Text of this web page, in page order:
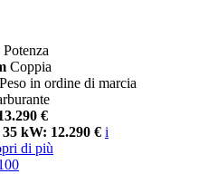
Potenza
Coppia
Peso in ordine di marcia
€
kW: 12.290 € i
di più